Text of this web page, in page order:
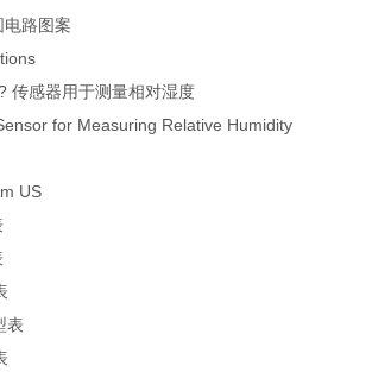
路图案
传感器用于测量相对湿度
for Measuring Relative Humidity
US
表